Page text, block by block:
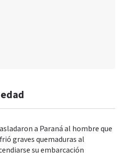
a Paraná al hombre que
graves quemaduras al
su embarcación